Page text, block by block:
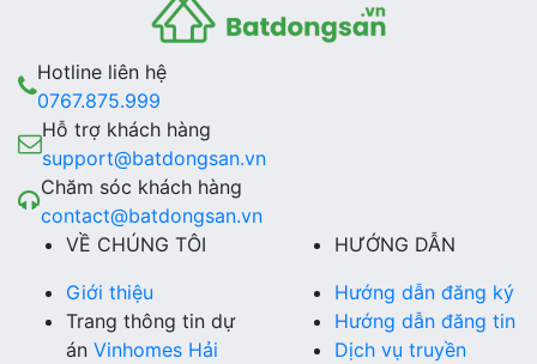
Hotline liên hệ
0767.875.999
Hỗ trợ khách hàng
support@batdongsan.vn
Chăm sóc khách hàng
contact@batdongsan.vn
VỀ CHÚNG TÔI
Giới thiệu
Trang thông tin dự
án Vinhomes Hải
HƯỚNG DẪN
Hướng dẫn đăng ký
Hướng dẫn đăng tin
Dịch vụ truyền